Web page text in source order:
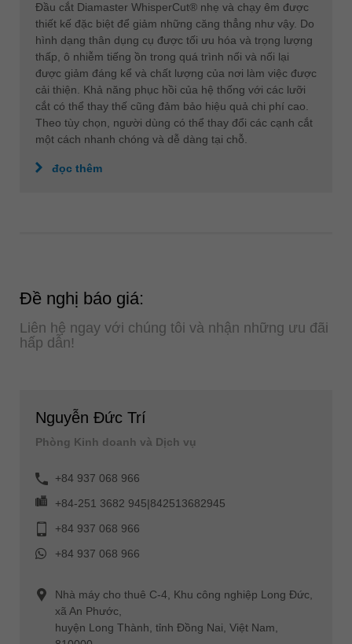
Đầu cắt Diamaster WhisperCut® nhẹ và chạy êm được
thiết kế đặc biệt để giảm những căng thẳng như vậy. Do
hình dạng thân dụng cụ được tối ưu hóa và trọng lượng
thấp, ô nhiễm tiếng ồn trong quá trình nối và nối lại
được giảm đáng kể và chất lượng của nơi làm việc được
cải thiện. Khả năng phục hồi của hệ thống với các lưỡi
cắt có thể thay thế cũng đảm bảo hiệu quả chi phí cao.
Theo tùy chọn, người dùng có thể thay đổi các cạnh cắt
một cách nhanh chóng và dễ dàng tại chỗ.
đọc thêm
Đề nghị báo giá:
Liên hệ ngay với chúng tôi và nhận những ưu đãi
hấp dẫn!
Nguyễn Đức Trí
Phòng Kinh doanh và Dịch vụ
+84 937 068 966
+84-251 3682 945|842513682945
+84 937 068 966
+84 937 068 966
Nhà máy cho thuê C-4, Khu công nghiệp Long Đức,
xã An Phước,
huyện Long Thành, tỉnh Đồng Nai, Việt Nam,